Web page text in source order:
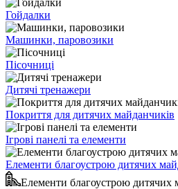
Гойдалки
Машинки, паровозики
Пісочниці
Дитячі тренажери
Покриття для дитячих майданчиків
Ігрові панелі та елементи
Елементи благоустрою дитячих
Елементи благоустрою дитячих